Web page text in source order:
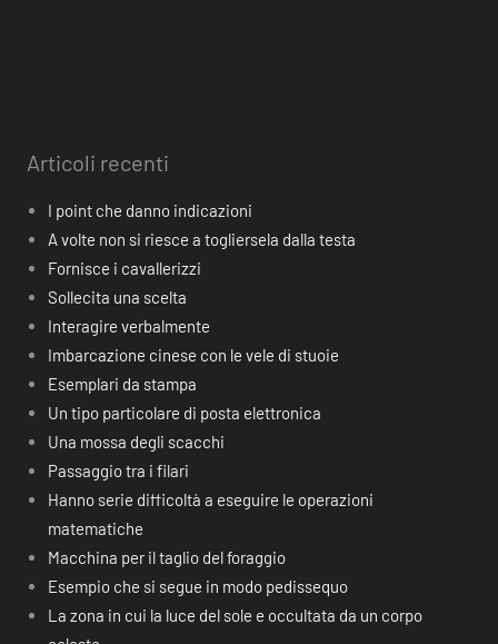
Articoli recenti
I point che danno indicazioni
A volte non si riesce a togliersela dalla testa
Fornisce i cavallerizzi
Sollecita una scelta
Interagire verbalmente
Imbarcazione cinese con le vele di stuoie
Esemplari da stampa
Un tipo particolare di posta elettronica
Una mossa degli scacchi
Passaggio tra i filari
Hanno serie difficoltà a eseguire le operazioni
matematiche
Macchina per il taglio del foraggio
Esempio che si segue in modo pedissequo
La zona in cui la luce del sole e occultata da un corpo